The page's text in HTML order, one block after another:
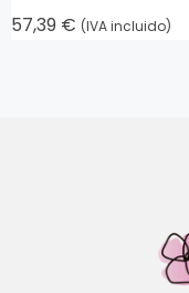
57,39 € (IVA incluido)